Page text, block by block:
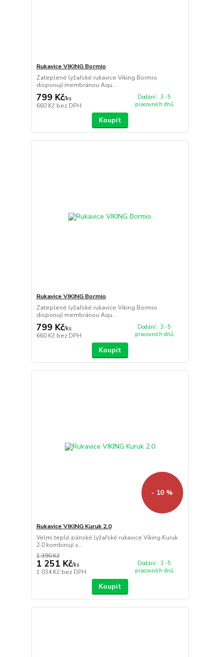
Rukavice VIKING Bormio
Zateplené lyžařské rukavice Viking Bormio
disponují membránou Aqu...
799 Kč/ks
660 Kč bez DPH
Dodání : 3 -5
pracovních dnů
Koupit
Rukavice VIKING Bormio
Zateplené lyžařské rukavice Viking Bormio
disponují membránou Aqu...
799 Kč/ks
660 Kč bez DPH
Dodání : 3 -5
pracovních dnů
Koupit
- 10 %
Rukavice VIKING Kuruk 2.0
Velmi teplé pánské lyžařské rukavice Viking Kuruk
2.0 kombinují s...
1 390 Kč
1 251 Kč/ks
1 034 Kč bez DPH
Dodání : 3 -5
pracovních dnů
Koupit